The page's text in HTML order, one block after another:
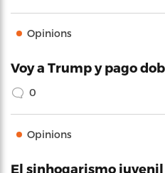
Opinions
Voy a Trump y pago
0
Opinions
El sinhogarismo